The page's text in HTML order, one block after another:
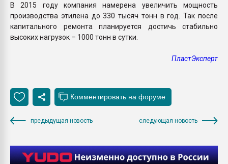
В 2015 году компания намерена увеличить мощность
производства этилена до 330 тысяч тонн в год. Так после
капитального ремонта планируется достичь стабильно
высоких нагрузок – 1000 тонн в сутки.
ПластЭксперт
предыдущая новость следующая новость